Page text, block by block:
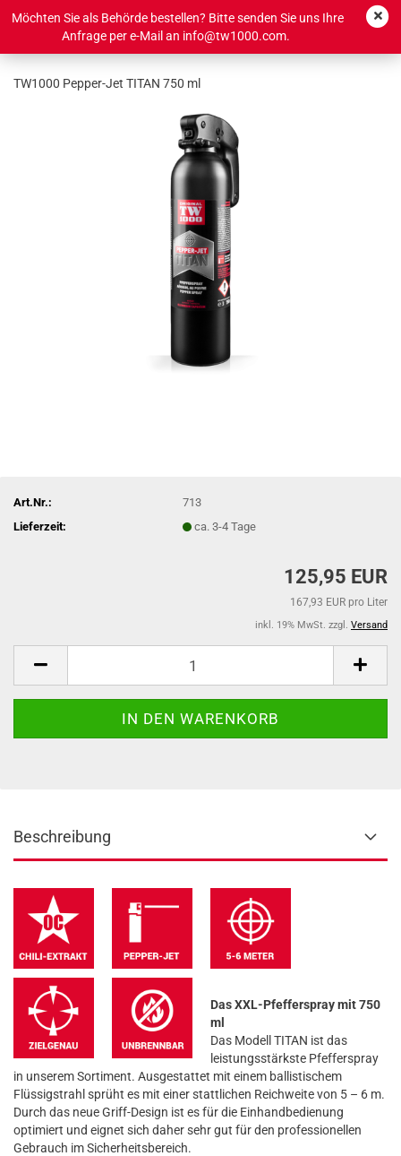
Möchten Sie als Behörde bestellen? Bitte senden Sie uns Ihre
Anfrage per e-Mail an info@tw1000.com.
TW1000 Pepper-Jet TITAN 750 ml
Art.Nr.:
713
Lieferzeit:
ca. 3-4 Tage
125,95 EUR
167,93 EUR pro Liter
inkl. 19% MwSt. zzgl. Versand
Beschreibung
Das XXL-Pfefferspray mit 750
ml
Das Modell TITAN ist das
leistungsstärkste Pfefferspray
in unserem Sortiment. Ausgestattet mit einem ballistischem
Flüssigstrahl sprüht es mit einer stattlichen Reichweite von 5 – 6 m.
Durch das neue Griff-Design ist es für die Einhandbedienung
optimiert und eignet sich daher sehr gut für den professionellen
Gebrauch im Sicherheitsbereich.